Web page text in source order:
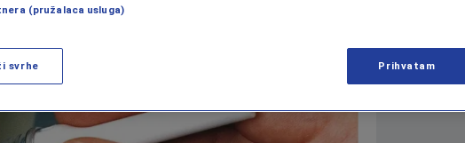
(pružalaca usluga)
svrhe Prihvatam